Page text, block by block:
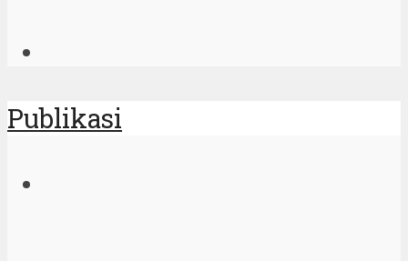
Publikasi